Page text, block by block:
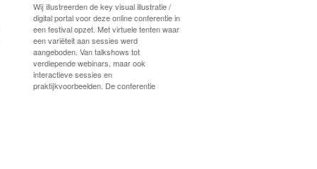
Wij illustreerden de key visual illustratie /
digital portal voor deze online conferentie in
een festival opzet. Met virtuele tenten waar
een variëteit aan sessies werd
aangeboden. Van talkshows tot
verdiepende webinars, maar ook
interactieve sessies en
praktijkvoorbeelden. De conferentie